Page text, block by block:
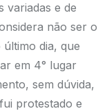
variadas e de
não ser o
dia, que
em 4° lugar
sem dúvida,
protestado e